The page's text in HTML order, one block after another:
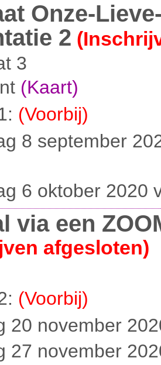
Onze-
2
3
(Kaart)
(Voorbij)
8 september
6 oktober 2020
via een
afgesloten)
(Voorbij)
20 november
27 november